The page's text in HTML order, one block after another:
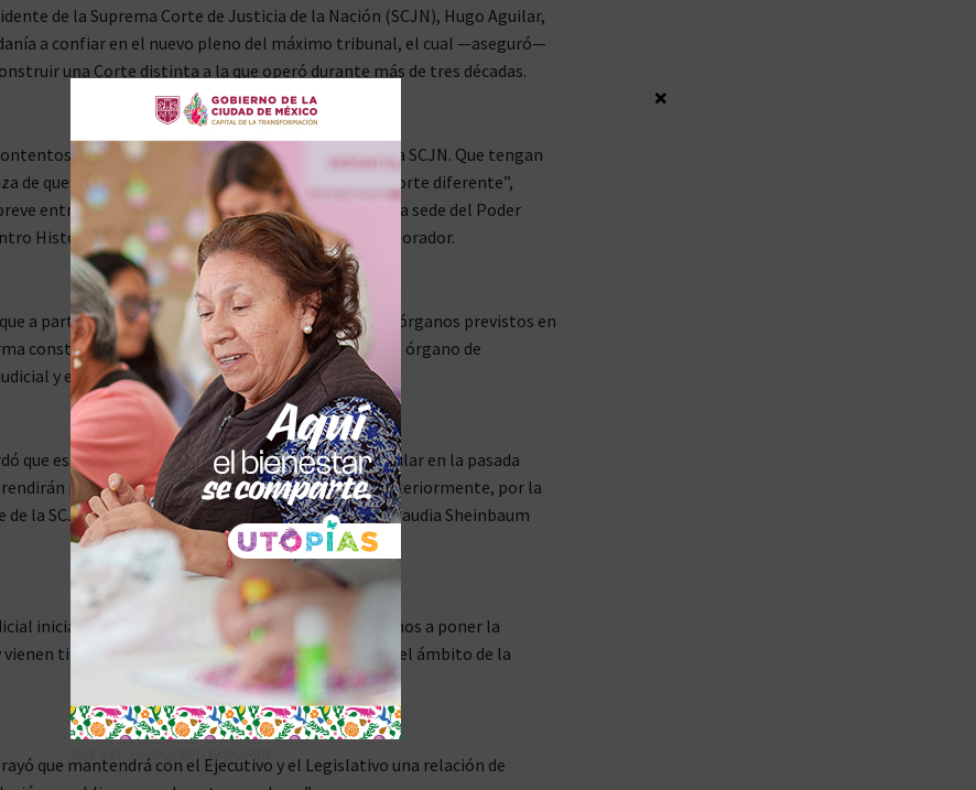
de la Suprema Corte de Justicia de la Nación (SCJN), Hugo Aguilar,
a confiar en el nuevo pleno del máximo tribunal, el cual —aseguró—
una Corte distinta a la que operó durante más de tres décadas.
estamos listos para iniciar actividades en la SCJN. Que tengan
de que vamos a trabajar para hacer una Suprema Corte diferente”,
entrevista mientras se dirigía caminando hacia la sede del Poder
Histórico, acompañado únicamente por un colaborador.
a partir de este lunes entrarán en vigor todos los órganos previstos en
constitucional al Poder Judicial: la nueva Corte, el órgano de
y el tribunal de disciplina.
que esta tarde los ministros electos por voto popular en la pasada
protesta en el Senado de la República y, posteriormente, por la
de la SCJN, en un acto al que asistirá la presidenta Claudia Sheinbaum
iniciamos una nueva etapa. Hoy arrancamos, vamos a poner la
tiempos mejores para el pueblo de México en el ámbito de la
que mantendrá con el Ejecutivo y el Legislativo una relación de
TAG´S EL_CHAPUCERO PARK&RIDE
×